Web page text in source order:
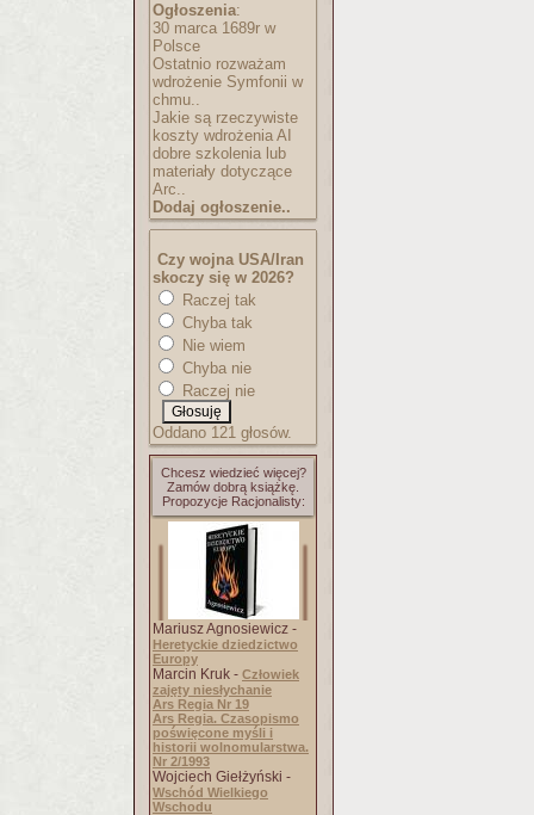
Ogłoszenia:
30 marca 1689r w
Polsce
Ostatnio rozważam
wdrożenie Symfonii w
chmu..
Jakie są rzeczywiste
koszty wdrożenia AI
dobre szkolenia lub
materiały dotyczące
Arc..
Dodaj ogłoszenie..
Czy wojna USA/Iran
skoczy się w 2026?
Raczej tak
Chyba tak
Nie wiem
Chyba nie
Raczej nie
Oddano 121 głosów.
Chcesz wiedzieć więcej?
Zamów dobrą książkę.
Propozycje Racjonalisty:
Mariusz Agnosiewicz -
Heretyckie dziedzictwo
Europy
Marcin Kruk - Człowiek
zajęty niesłychanie
Ars Regia Nr 19
Ars Regia. Czasopismo
poświęcone myśli i
historii wolnomularstwa.
Nr 2/1993
Wojciech Giełżyński -
Wschód Wielkiego
Wschodu